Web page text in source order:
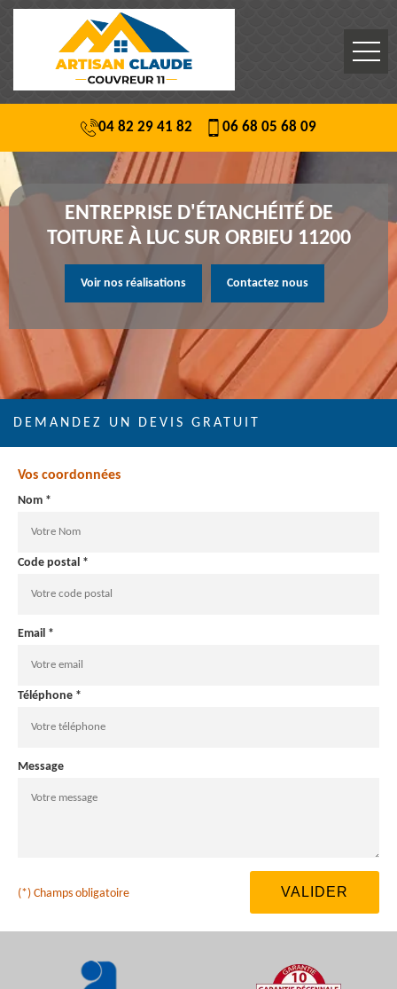
04 82 29 41 82 06 68 05 68 09
ENTREPRISE D'ÉTANCHÉITÉ DE
TOITURE À LUC SUR ORBIEU 11200
Voir nos réalisations Contactez nous
DEMANDEZ UN DEVIS GRATUIT
Vos coordonnées
Nom *
Code postal *
Email *
Téléphone *
Message
(*) Champs obligatoire